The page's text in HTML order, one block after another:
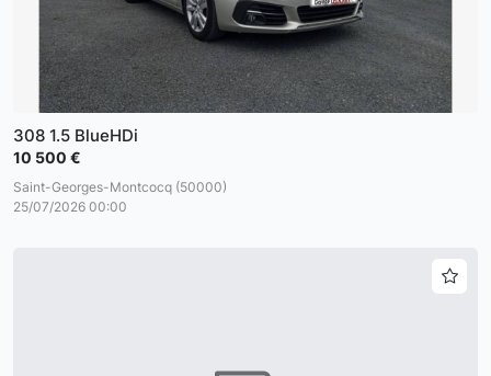
308 1.5 BlueHDi
10 500 €
Saint-Georges-Montcocq (50000)
25/07/2026 00:00